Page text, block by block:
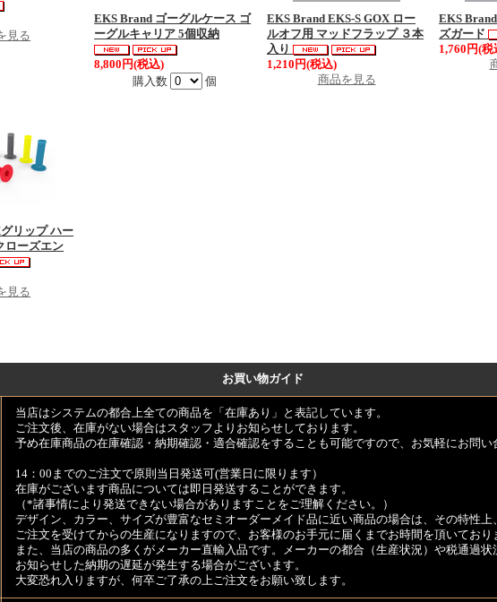
見る
EKS Brand ゴーグルケース ゴ
ーグルキャリア 5個収納
8,800円(税込)
購入数
個
EKS Brand EKS-S GOX ロー
ルオフ用 マッドフラップ ３本
入り
1,210円(税込)
商品を見る
EKS
ズガード
1,760円(税
リップ ハー
ローズエン
見る
お買い物ガイド
当店はシステムの都合上全ての商品を「在庫あり」と表記しています。
ご注文後、在庫がない場合はスタッフよりお知らせしております。
予め在庫商品の在庫確認・納期確認・適合確認をすることも可能ですので、お気軽にお問い
14：00までのご注文で原則当日発送可(営業日に限ります）
在庫がございます商品については即日発送することができます。
（*諸事情により発送できない場合がありますことをご理解ください。）
デザイン、カラー、サイズが豊富なセミオーダーメイド品に近い商品の場合は、その特性上、
ご注文を受けてからの生産になりますので、お客様のお手元に届くまでお時間を頂いており
また、当店の商品の多くがメーカー直輸入品です。メーカーの都合（生産状況）や税通過状
お知らせした納期の遅延が発生する場合がございます。
大変恐れ入りますが、何卒ご了承の上ご注文をお願い致します。